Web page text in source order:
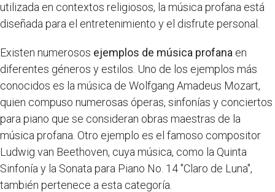
utilizada en contextos religiosos, la música profana está
diseñada para el entretenimiento y el disfrute personal.
Existen numerosos ejemplos de música profana en
diferentes géneros y estilos. Uno de los ejemplos más
conocidos es la música de Wolfgang Amadeus Mozart,
quien compuso numerosas óperas, sinfonías y conciertos
para piano que se consideran obras maestras de la
música profana. Otro ejemplo es el famoso compositor
Ludwig van Beethoven, cuya música, como la Quinta
Sinfonía y la Sonata para Piano No. 14 "Claro de Luna",
también pertenece a esta categoría.